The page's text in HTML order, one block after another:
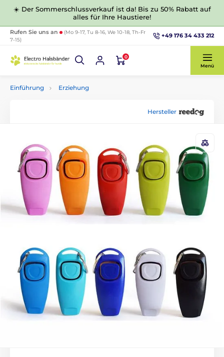
☀️ Der Sommerschlussverkauf ist da! Bis zu 50% Rabatt auf
alles für Ihre Haustiere!
Rufen Sie uns an
(Mo 9-17, Tu 8-16, We 10-18, Th-Fr
7-15)
+49 176 34 433 212
0
Menü
Einführung Erziehung
Hersteller